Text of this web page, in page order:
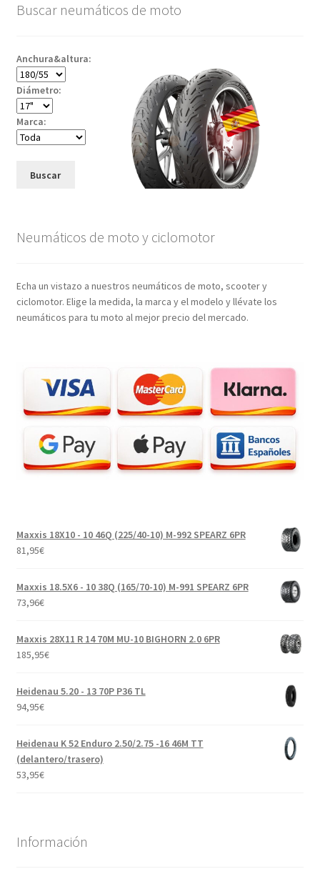
Buscar neumáticos de moto
Anchura&altura:
Diámetro:
Marca:
Buscar
Neumáticos de moto y ciclomotor
Echa un vistazo a nuestros neumáticos de moto, scooter y
ciclomotor. Elige la medida, la marca y el modelo y llévate los
neumáticos para tu moto al mejor precio del mercado.
Maxxis 18X10 - 10 46Q (225/40-10) M-992 SPEARZ 6PR
81,95€
Maxxis 18.5X6 - 10 38Q (165/70-10) M-991 SPEARZ 6PR
73,96€
Maxxis 28X11 R 14 70M MU-10 BIGHORN 2.0 6PR
185,95€
Heidenau 5.20 - 13 70P P36 TL
94,95€
Heidenau K 52 Enduro 2.50/2.75 -16 46M TT
(delantero/trasero)
53,95€
Información